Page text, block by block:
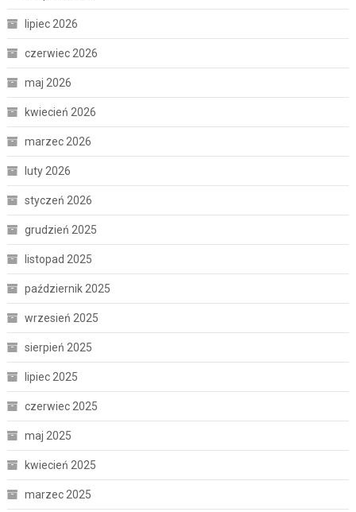
lipiec 2026
czerwiec 2026
maj 2026
kwiecień 2026
marzec 2026
luty 2026
styczeń 2026
grudzień 2025
listopad 2025
październik 2025
wrzesień 2025
sierpień 2025
lipiec 2025
czerwiec 2025
maj 2025
kwiecień 2025
marzec 2025